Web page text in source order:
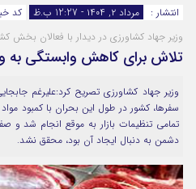
رمز عبور
مرا به خاطر بسپار
انتشار :
مرداد ۲, ۱۴۰۴ - 12:27 ب.ظ کد
وزیر جهاد کشاورزی در دیدار با فعالان بخش
تلاش برای کاهش وابستگی به
وزیر جهاد کشاورزی تصریح کرد:علیرغم
سفرها، کشور در طول این بحران با کمبود
تمامی تنظیمات بازار به موقع انجام شد و
دشمن به دنبال ایجاد آن بود، محقق نشد.